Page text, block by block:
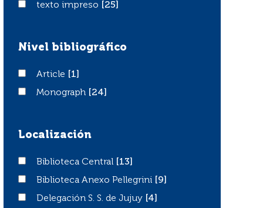
texto impreso
texto impreso [25]
Nivel bibliográfico
ArticleArticle
[1]
Monograph
Monograph [24]
Localización
Biblioteca Central
Biblioteca Central
[13]
Biblioteca Anexo Pellegrini
Biblioteca Anexo Pellegrini
[9]
Delegación S. S. de Jujuy
Delegación S. S. de Jujuy
[4]